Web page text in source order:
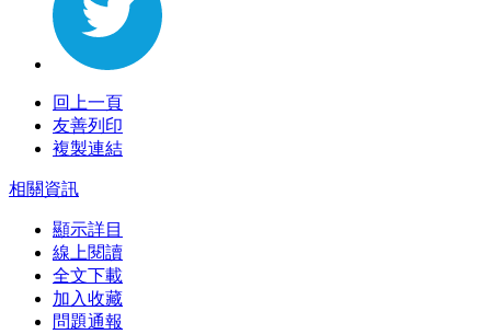
回上一頁
友善列印
複製連結
相關資訊
顯示詳目
線上閱讀
全文下載
加入收藏
問題通報